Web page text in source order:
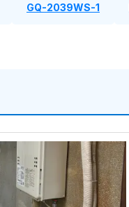
GQ-2039WS-1